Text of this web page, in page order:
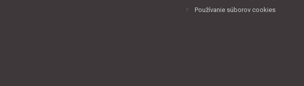
Používanie súborov cookies